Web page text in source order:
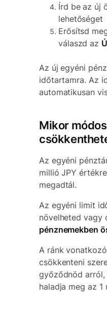
Írd be az új
lehetőséget
Erősítsd
válaszd az
Az új egyéni
időtartamra. Az
automatikusan
Mikor
Az egyéni
millió JPY
megadtál.
Az egyéni limit
növelheted vagy
pénznemekben
A ránk
csökkenteni
győződnöd
haladja meg az 1